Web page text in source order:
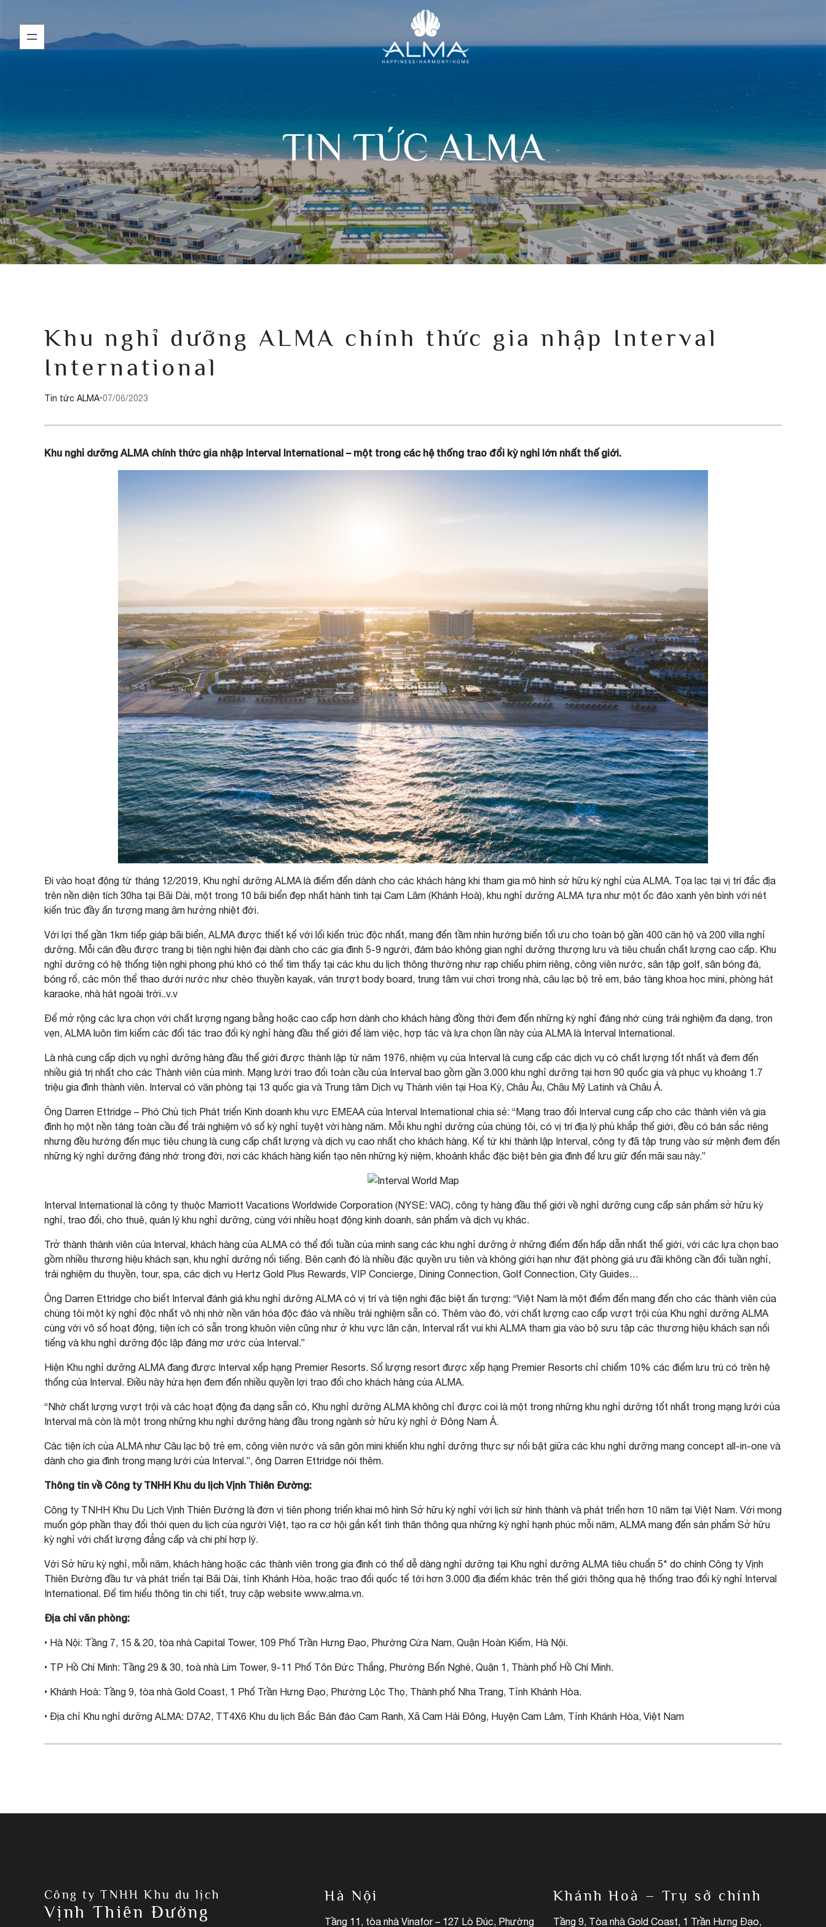
TIN TỨC ALMA
Khu nghỉ dưỡng ALMA chính thức gia nhập Interval
International
Tin tức ALMA•07/06/2023
Khu nghỉ dưỡng ALMA chính thức gia nhập Interval International – một trong các hệ thống trao đổi kỳ nghỉ lớn nhất thế giới.
Đi vào hoạt động từ tháng 12/2019, Khu nghỉ dưỡng ALMA là điểm đến dành cho các khách hàng khi tham gia mô hình sở hữu kỳ nghỉ của ALMA. Tọa lạc tại vị trí đắc địa
trên nền diện tích 30ha tại Bãi Dài, một trong 10 bãi biển đẹp nhất hành tinh tại Cam Lâm (Khánh Hoà), khu nghỉ dưỡng ALMA tựa như một ốc đảo xanh yên bình với nét
kiến trúc đầy ấn tượng mang âm hưởng nhiệt đới.
Với lợi thế gần 1km tiếp giáp bãi biển, ALMA được thiết kế với lối kiến trúc độc nhất, mang đến tầm nhìn hướng biển tối ưu cho toàn bộ gần 400 căn hộ và 200 villa nghỉ
dưỡng. Mỗi căn đều được trang bị tiện nghi hiện đại dành cho các gia đình 5-9 người, đảm bảo không gian nghỉ dưỡng thượng lưu và tiêu chuẩn chất lượng cao cấp. Khu
nghỉ dưỡng có hệ thống tiện nghi phong phú khó có thể tìm thấy tại các khu du lịch thông thường như rạp chiếu phim riêng, công viên nước, sân tập golf, sân bóng đá,
bóng rổ, các môn thể thao dưới nước như chèo thuyền kayak, ván trượt body board, trung tâm vui chơi trong nhà, câu lạc bộ trẻ em, bảo tàng khoa học mini, phòng hát
karaoke, nhà hát ngoài trời..v.v
Để mở rộng các lựa chọn với chất lượng ngang bằng hoặc cao cấp hơn dành cho khách hàng đồng thời đem đến những kỳ nghỉ đáng nhớ cùng trải nghiệm đa dạng, trọn
vẹn, ALMA luôn tìm kiếm các đối tác trao đổi kỳ nghỉ hàng đầu thế giới để làm việc, hợp tác và lựa chọn lần này của ALMA là Interval International.
Là nhà cung cấp dịch vụ nghỉ dưỡng hàng đầu thế giới được thành lập từ năm 1976, nhiệm vụ của Interval là cung cấp các dịch vụ có chất lượng tốt nhất và đem đến
nhiều giá trị nhất cho các Thành viên của mình. Mạng lưới trao đổi toàn cầu của Interval bao gồm gần 3.000 khu nghỉ dưỡng tại hơn 90 quốc gia và phục vụ khoảng 1.7
triệu gia đình thành viên. Interval có văn phòng tại 13 quốc gia và Trung tâm Dịch vụ Thành viên tại Hoa Kỳ, Châu Âu, Châu Mỹ Latinh và Châu Á.
Ông Darren Ettridge – Phó Chủ tịch Phát triển Kinh doanh khu vực EMEAA của Interval International chia sẻ: “Mạng trao đổi Interval cung cấp cho các thành viên và gia
đình họ một nền tảng toàn cầu để trải nghiệm vô số kỳ nghỉ tuyệt vời hàng năm. Mỗi khu nghỉ dưỡng của chúng tôi, có vị trí địa lý phủ khắp thế giới, đều có bản sắc riêng
nhưng đều hướng đến mục tiêu chung là cung cấp chất lượng và dịch vụ cao nhất cho khách hàng. Kể từ khi thành lập Interval, công ty đã tập trung vào sứ mệnh đem đến
những kỳ nghỉ dưỡng đáng nhớ trong đời, nơi các khách hàng kiến tạo nên những kỷ niệm, khoảnh khắc đặc biệt bên gia đình để lưu giữ đến mãi sau này.”
Interval International là công ty thuộc Marriott Vacations Worldwide Corporation (NYSE: VAC), công ty hàng đầu thế giới về nghỉ dưỡng cung cấp sản phẩm sở hữu kỳ
nghỉ, trao đổi, cho thuê, quản lý khu nghỉ dưỡng, cùng với nhiều hoạt động kinh doanh, sản phẩm và dịch vụ khác.
Trở thành thành viên của Interval, khách hàng của ALMA có thể đổi tuần của mình sang các khu nghỉ dưỡng ở những điểm đến hấp dẫn nhất thế giới, với các lựa chọn bao
gồm nhiều thương hiệu khách sạn, khu nghỉ dưỡng nổi tiếng. Bên cạnh đó là nhiều đặc quyền ưu tiên và không giới hạn như đặt phòng giá ưu đãi không cần đổi tuần nghỉ,
trải nghiệm du thuyền, tour, spa, các dịch vụ Hertz Gold Plus Rewards, VIP Concierge, Dining Connection, Golf Connection, City Guides…
Ông Darren Ettridge cho biết Interval đánh giá khu nghỉ dưỡng ALMA có vị trí và tiện nghi đặc biệt ấn tượng: “Việt Nam là một điểm đến mang đến cho các thành viên của
chúng tôi một kỳ nghỉ độc nhất vô nhị nhờ nền văn hóa độc đáo và nhiều trải nghiệm sẵn có. Thêm vào đó, với chất lượng cao cấp vượt trội của Khu nghỉ dưỡng ALMA
cùng với vô số hoạt động, tiện ích có sẵn trong khuôn viên cũng như ở khu vực lân cận, Interval rất vui khi ALMA tham gia vào bộ sưu tập các thương hiệu khách sạn nổi
tiếng và khu nghỉ dưỡng độc lập đáng mơ ước của Interval.”
Hiện Khu nghỉ dưỡng ALMA đang được Interval xếp hạng Premier Resorts. Số lượng resort được xếp hạng Premier Resorts chỉ chiếm 10% các điểm lưu trú có trên hệ
thống của Interval. Điều này hứa hẹn đem đến nhiều quyền lợi trao đổi cho khách hàng của ALMA.
“Nhờ chất lượng vượt trội và các hoạt động đa dạng sẵn có, Khu nghỉ dưỡng ALMA không chỉ được coi là một trong những khu nghỉ dưỡng tốt nhất trong mạng lưới của
Interval mà còn là một trong những khu nghỉ dưỡng hàng đầu trong ngành sở hữu kỳ nghỉ ở Đông Nam Á.
Các tiện ích của ALMA như Câu lạc bộ trẻ em, công viên nước và sân gôn mini khiến khu nghỉ dưỡng thực sự nổi bật giữa các khu nghỉ dưỡng mang concept all-in-one và
dành cho gia đình trong mạng lưới của Interval.”, ông Darren Ettridge nói thêm.
Thông tin về Công ty TNHH Khu du lịch Vịnh Thiên Đường:
Công ty TNHH Khu Du Lịch Vịnh Thiên Đường là đơn vị tiên phong triển khai mô hình Sở hữu kỳ nghỉ với lịch sử hình thành và phát triển hơn 10 năm tại Việt Nam. Với mong
muốn góp phần thay đổi thói quen du lịch của người Việt, tạo ra cơ hội gắn kết tình thân thông qua những kỳ nghỉ hạnh phúc mỗi năm, ALMA mang đến sản phẩm Sở hữu
kỳ nghỉ với chất lượng đẳng cấp và chi phí hợp lý.
Với Sở hữu kỳ nghỉ, mỗi năm, khách hàng hoặc các thành viên trong gia đình có thể dễ dàng nghỉ dưỡng tại Khu nghỉ dưỡng ALMA tiêu chuẩn 5* do chính Công ty Vịnh
Thiên Đường đầu tư và phát triển tại Bãi Dài, tỉnh Khánh Hòa, hoặc trao đổi quốc tế tới hơn 3.000 địa điểm khác trên thế giới thông qua hệ thống trao đổi kỳ nghỉ Interval
International. Để tìm hiểu thông tin chi tiết, truy cập website www.alma.vn.
Địa chỉ văn phòng:
• Hà Nội: Tầng 7, 15 & 20, tòa nhà Capital Tower, 109 Phố Trần Hưng Đạo, Phường Cửa Nam, Quận Hoàn Kiếm, Hà Nội.
• TP Hồ Chí Minh: Tầng 29 & 30, toà nhà Lim Tower, 9-11 Phố Tôn Đức Thắng, Phường Bến Nghé, Quận 1, Thành phố Hồ Chí Minh.
• Khánh Hoà: Tầng 9, tòa nhà Gold Coast, 1 Phố Trần Hưng Đạo, Phường Lộc Thọ, Thành phố Nha Trang, Tỉnh Khánh Hòa.
• Địa chỉ Khu nghỉ dưỡng ALMA: D7A2, TT4X6 Khu du lịch Bắc Bán đảo Cam Ranh, Xã Cam Hải Đông, Huyện Cam Lâm, Tỉnh Khánh Hòa, Việt Nam
Công ty TNHH Khu du lịch
Vịnh Thiên Đường
Hà Nội
Tầng 11, tòa nhà Vinafor – 127 Lò Đúc, Phường
Khánh Hoà – Trụ sở chính
Tầng 9, Tòa nhà Gold Coast, 1 Trần Hưng Đạo,